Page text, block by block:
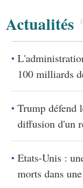
Actualités
100 milliards
Trump défend
diffusion d'un
Etats-Unis :
morts dans